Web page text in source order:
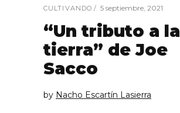
CULTIVANDO 5 septiembre, 2021
“Un tributo a la
tierra” de Joe
Sacco
by Nacho Escartín Lasierra